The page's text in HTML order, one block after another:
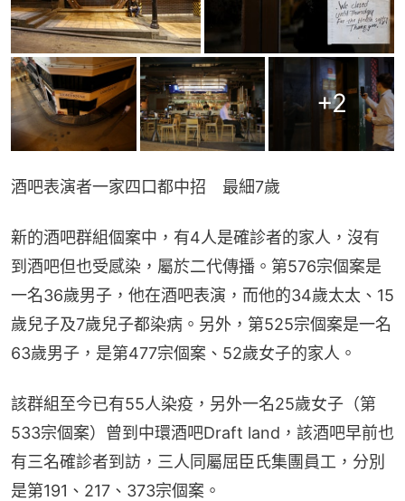
+2
酒吧表演者一家四口都中招　最細7歲
新的酒吧群組個案中，有4人是確診者的家人，沒有
到酒吧但也受感染，屬於二代傳播。第576宗個案是
一名36歲男子，他在酒吧表演，而他的34歲太太、15
歲兒子及7歲兒子都染病。另外，第525宗個案是一名
63歲男子，是第477宗個案、52歲女子的家人。
該群組至今已有55人染疫，另外一名25歲女子（第
533宗個案）曾到中環酒吧Draft land，該酒吧早前也
有三名確診者到訪，三人同屬屈臣氏集團員工，分別
是第191、217、373宗個案。